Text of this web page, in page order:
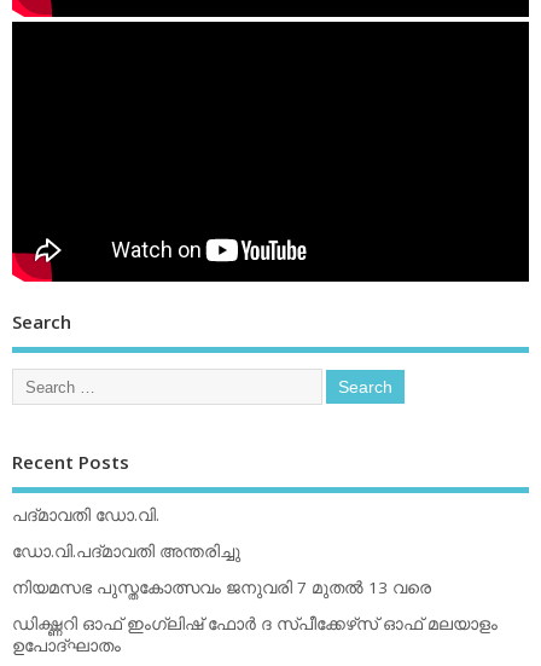
Search
Recent Posts
പദ്മാവതി ഡോ.വി.
ഡോ.വി.പദ്മാവതി അന്തരിച്ചു
നിയമസഭ പുസ്തകോത്സവം ജനുവരി 7 മുതല്‍ 13 വരെ
ഡിക്ഷ്ണറി ഓഫ് ഇംഗ്ലിഷ് ഫോര്‍ ദ സ്പീക്കേഴ്‌സ് ഓഫ് മലയാളം
ഉപോദ്ഘാതം